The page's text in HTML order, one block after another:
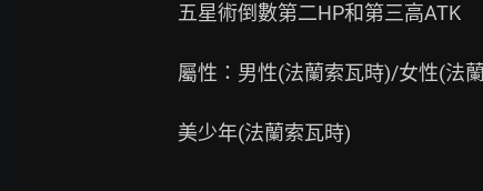
五星術倒數第二HP和第三高ATK
屬性：男性(法蘭索瓦時)/女性(法
美少年(法蘭索瓦時)